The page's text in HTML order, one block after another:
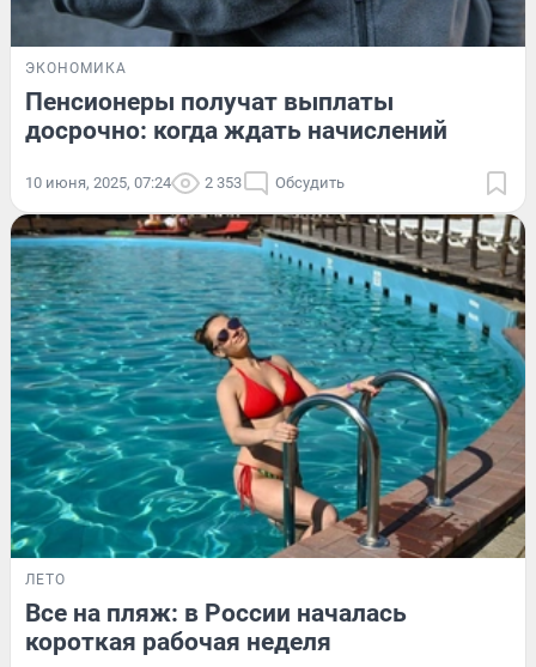
ЭКОНОМИКА
Пенсионеры получат выплаты
досрочно: когда ждать начислений
10 июня, 2025, 07:24 2 353 Обсудить
ЛЕТО
Все на пляж: в России началась
короткая рабочая неделя